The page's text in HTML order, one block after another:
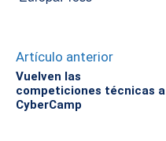
Artículo anterior
Vuelven las
competiciones técnicas a
CyberCamp